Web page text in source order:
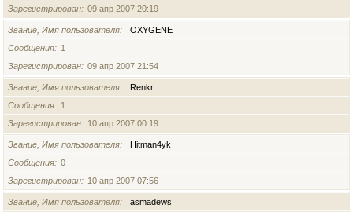
Зарегистрирован
09 апр 2007 20:19
Звание, Имя пользователя
OXYGENE
Сообщения
1
Зарегистрирован
09 апр 2007 21:54
Звание, Имя пользователя
Renkr
Сообщения
1
Зарегистрирован
10 апр 2007 00:19
Звание, Имя пользователя
Hitman4yk
Сообщения
0
Зарегистрирован
10 апр 2007 07:56
Звание, Имя пользователя
asmadews